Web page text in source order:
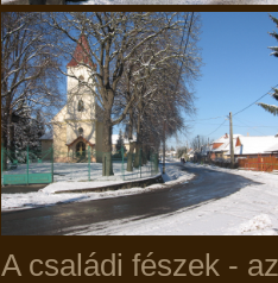
A családi fészek -